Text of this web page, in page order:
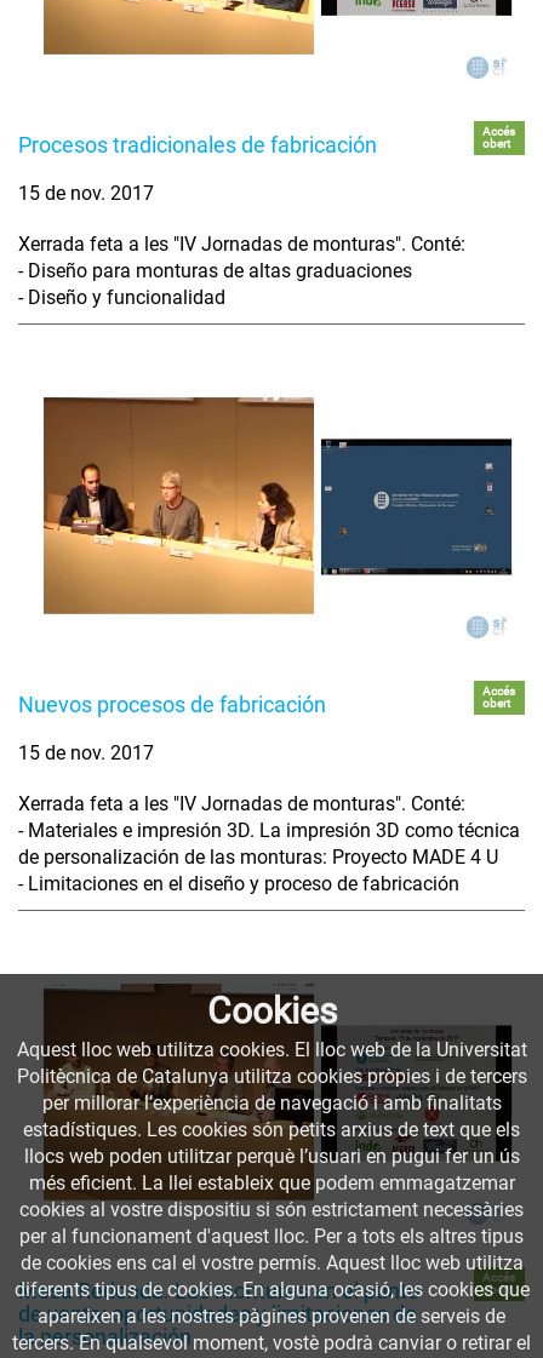
Procesos tradicionales de fabricación
Accés
obert
15 de nov. 2017
Xerrada feta a les "IV Jornadas de monturas". Conté:
- Diseño para monturas de altas graduaciones
- Diseño y funcionalidad
Nuevos procesos de fabricación
Accés
obert
15 de nov. 2017
Xerrada feta a les "IV Jornadas de monturas". Conté:
- Materiales e impresión 3D. La impresión 3D como técnica
de personalización de las monturas: Proyecto MADE 4 U
- Limitaciones en el diseño y proceso de fabricación
Mesa Redonda. Las monturas en el punto
de venta: oportunidades y limitaciones de
la personalización
Accés
obert
Cookies
Aquest lloc web utilitza cookies. El lloc web de la Universitat
Politècnica de Catalunya utilitza cookies pròpies i de tercers
per millorar l’experiència de navegació i amb finalitats
estadístiques. Les cookies són petits arxius de text que els
llocs web poden utilitzar perquè l’usuari en pugui fer un ús
més eficient. La llei estableix que podem emmagatzemar
cookies al vostre dispositiu si són estrictament necessàries
per al funcionament d'aquest lloc. Per a tots els altres tipus
de cookies ens cal el vostre permís. Aquest lloc web utilitza
diferents tipus de cookies. En alguna ocasió, les cookies que
apareixen a les nostres pàgines provenen de serveis de
tercers. En qualsevol moment, vostè podrà canviar o retirar el